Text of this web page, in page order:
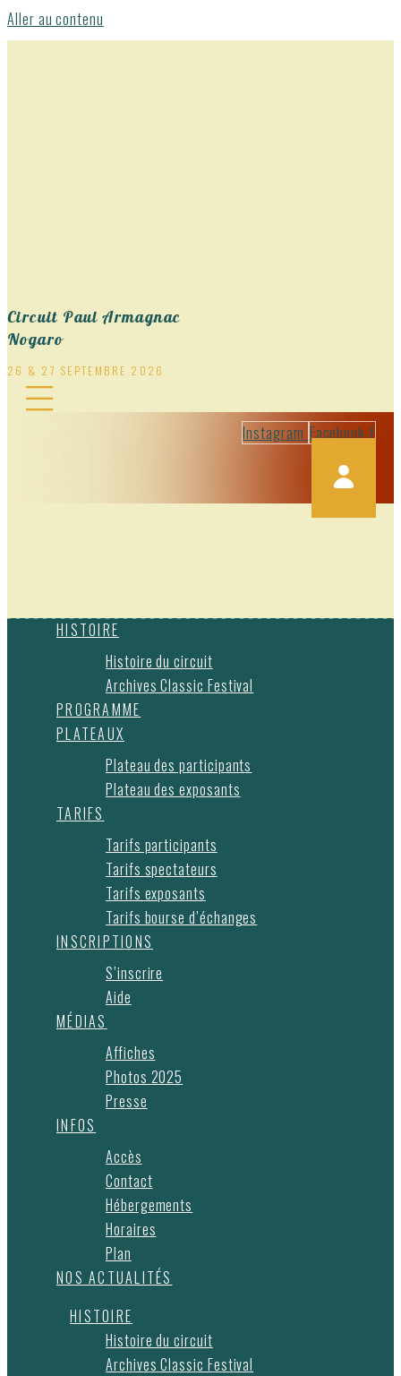
Aller au contenu
Circuit Paul Armagnac
Nogaro
26 & 27 SEPTEMBRE 2026
Instagram Facebook-f
HISTOIRE
Histoire du circuit
Archives Classic Festival
PROGRAMME
PLATEAUX
Plateau des participants
Plateau des exposants
TARIFS
Tarifs participants
Tarifs spectateurs
Tarifs exposants
Tarifs bourse d’échanges
INSCRIPTIONS
S’inscrire
Aide
MÉDIAS
Affiches
Photos 2025
Presse
INFOS
Accès
Contact
Hébergements
Horaires
Plan
NOS ACTUALITÉS
HISTOIRE
Histoire du circuit
Archives Classic Festival